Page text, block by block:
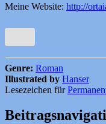
Meine Website: http://
Genre: Roman
Illustrated by Hanser
Lesezeichen für